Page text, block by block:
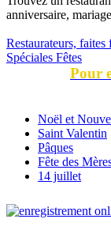
anniversaire,
Restaurateurs,
Spéciales Fêtes
Pour
Noël et
Saint Valentin
Pâques
Fête des
14 juillet